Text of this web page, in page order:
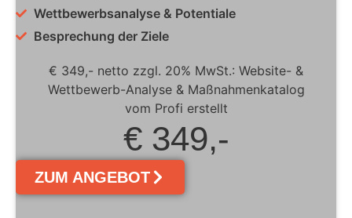
Wettbewerbsanalyse & Potentiale
Besprechung der Ziele
€ 349,- netto zzgl. 20% MwSt.: Website- &
Wettbewerb-Analyse & Maßnahmenkatalog
vom Profi erstellt
€ 349,-
ZUM ANGEBOT